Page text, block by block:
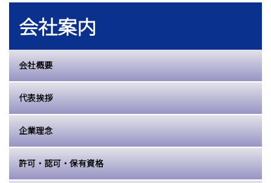
会社案内
会社概要
代表挨拶
企業理念
許可・認可・保有資格